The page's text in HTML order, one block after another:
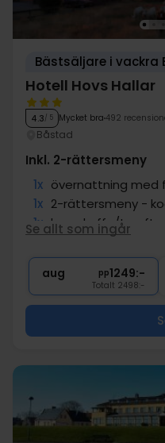
Bästsäljare i vackra
Hotell Hovs Hallar
4.3/ 5 Mycket bra 492
Båstad
Inkl. 2-rättersmeny
1x övernattning med
1x 2-rättersmeny -
1x kopp kaffe/te efter
Fri entré till jacuzzi
∞ Gratis parkering
Se allt som ingår
aug pp1249:-
Totalt 2498:-